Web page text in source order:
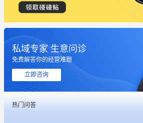
私域专家 生意问诊
免费解答你的经营难题
立即咨询
热门问答
这个营销策划案例推荐大家看一
用有赞就能在微信、小红书同时